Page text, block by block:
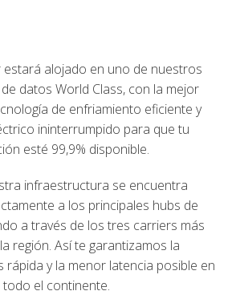
estará alojado en uno de nuestros
datos World Class, con la mejor
de enfriamiento eficiente y
ininterrumpido para que tu
esté 99,9% disponible.
infraestructura se encuentra
a los principales hubs de
a través de los tres carriers más
región. Así te garantizamos la
rápida y la menor latencia posible en
todo el continente.